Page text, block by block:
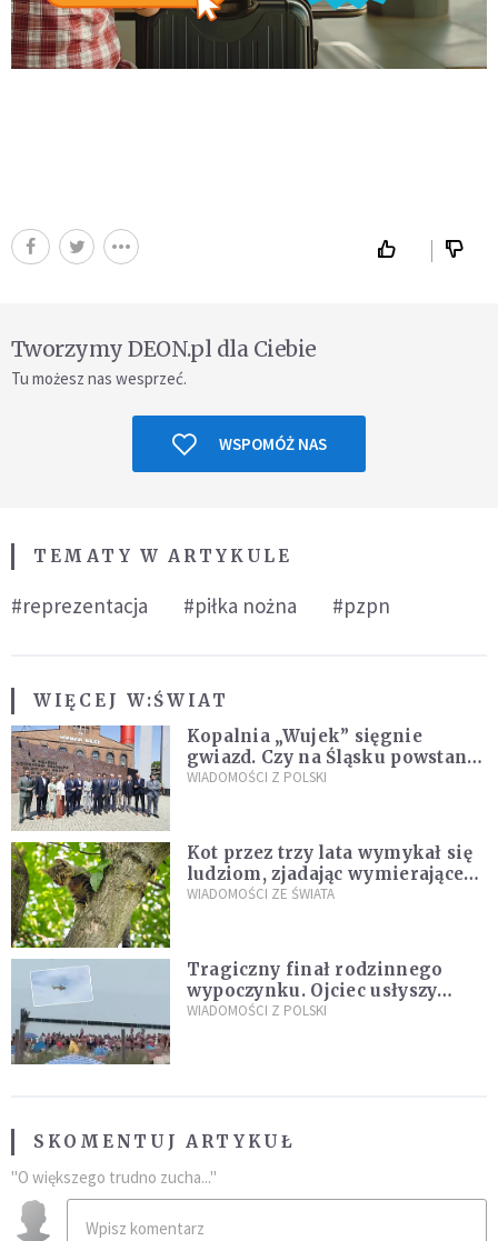
Tworzymy DEON.pl dla Ciebie
Tu możesz nas wesprzeć.
WSPOMÓŻ NAS
TEMATY W ARTYKULE
#reprezentacja #piłka nożna #pzpn
WIĘCEJ W:ŚWIAT
Kopalnia „Wujek” sięgnie
gwiazd. Czy na Śląsku powstanie
„Dolina Krzemowa”?
WIADOMOŚCI Z POLSKI
Kot przez trzy lata wymykał się
ludziom, zjadając wymierające
kaczki. W końcu popełnił
WIADOMOŚCI ZE ŚWIATA
Tragiczny finał rodzinnego
wypoczynku. Ojciec usłyszy
zarzuty
WIADOMOŚCI Z POLSKI
SKOMENTUJ ARTYKUŁ
"O większego trudno zucha..."